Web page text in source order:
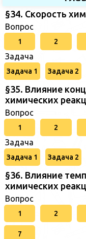
§34. Скорость
Вопрос
1 2
Задача
Задача 1 Задача 2
§35. Влияние
химических
Вопрос
1 2
Задача
Задача 1 Задача 2
§36. Влияние
химических
Вопрос
1 2
7